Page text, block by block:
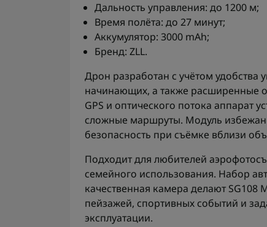
Дальность управления: до 1200 м;
Время полёта: до 27 минут;
Аккумулятор: 3000 mAh;
Бренд: ZLL.
Дрон разработан с учётом
начинающих, а также расширенные
GPS и оптического потока аппарат
сложные маршруты. Модуль
безопасность при съёмке вблизи
Подходит для любителей
семейного использования. Набор
качественная камера делают
пейзажей, спортивных событий и
эксплуатации.